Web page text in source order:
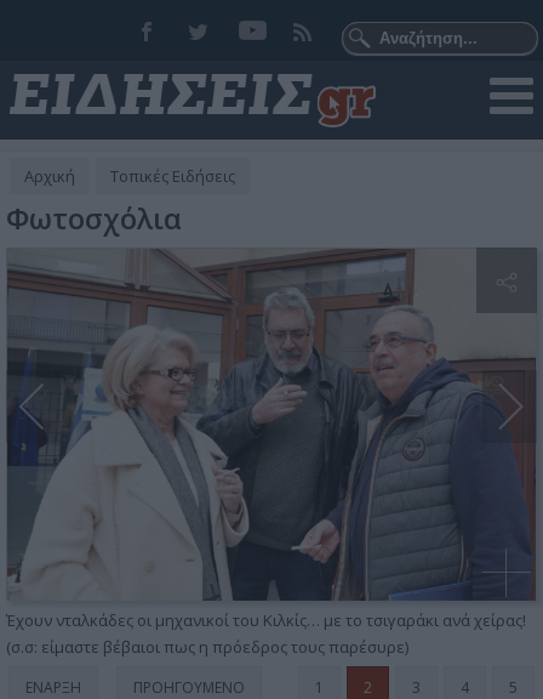
Αρχική Τοπικές Ειδήσεις
Φωτοσχόλια
Έχουν νταλκάδες οι μηχανικοί του Κιλκίς… με το τσιγαράκι ανά χείρας!
(σ.σ: είμαστε βέβαιοι πως η πρόεδρος τους παρέσυρε)
ΈΝΑΡΞΗ ΠΡΟΗΓΟΎΜΕΝΟ 1 2 3 4 5